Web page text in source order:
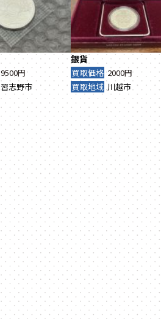
9500円
習志野市
銀貨
買取価格 2000円
買取地域 川越市